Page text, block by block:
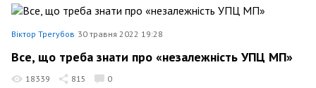
Віктор Трегубов 30 травня 2022 19:28
Все, що треба знати про «незалежність УПЦ МП»
18339 815 0